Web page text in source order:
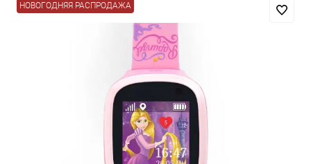
НОВОГОДНЯЯ РАСПРОДАЖА
Добавляйте товары
Оплачивайте сегодня только
% картой любого банка
Получайте товар
выбранный способом